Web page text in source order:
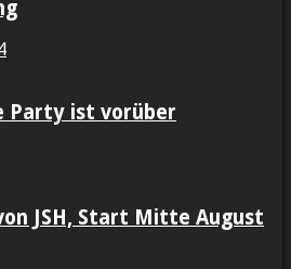
Party ist vorüber
JSH, Start Mitte August